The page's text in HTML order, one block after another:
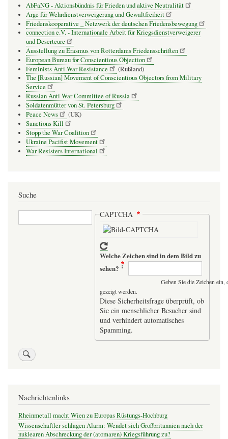
AbFaNG - Aktionsbündnis für Frieden und aktive Neutralität
Arge für Wehrdienstverweigerung und Gewaltfreiheit
Friedenskooperative _ Netzwerk der deutschen Friedensbewegung
connection e.V. - Inter­na­tio­nale Arbeit für Kriegs­dienst­ver­wei­gerer
und Deser­teure
Ausstellung zu Erasmus von Rotterdams Friedensschriften
European Bureau for Conscientious Objection
Feminists Anti-War Resistance
(Rußland)
The [Russian] Movement of Conscientious Objectors from Military
Service
Russian Anti War Committee of Russia
Soldatenmütter von St. Petersburg
Peace News
(UK)
Sanctions Kill
Stopp the War Coalition
Ukraine Pacifist Movement
War Resisters International
Suche
Suche CAPTCHA
Welche Zeichen sind in dem Bild zu
sehen?
Geben Sie die Zeichen
gezeigt werden.
Diese Sicherheitsfrage überprüft, ob
Sie ein menschlicher Besucher sind
und verhindert automatisches
Spamming.
Nachrichtenlinks
Rheinmetall macht Wien zu Europas Rüstungs-Hochburg
Wissenschaftler schlagen Alarm: Wendet sich Großbritannien nach der
nuklearen Abschreckung der (atomaren) Kriegsführung zu?